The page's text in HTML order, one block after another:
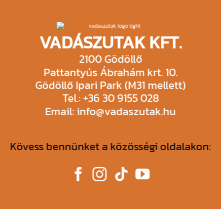
VADÁSZUTAK KFT.
2100 Gödöllő
Pattantyús Ábrahám krt. 10.
Gödöllő Ipari Park (M31 mellett)
Tel.: +36 30 9155 028
Email: info@vadaszutak.hu
Kövess bennünket a közösségi oldalakon: